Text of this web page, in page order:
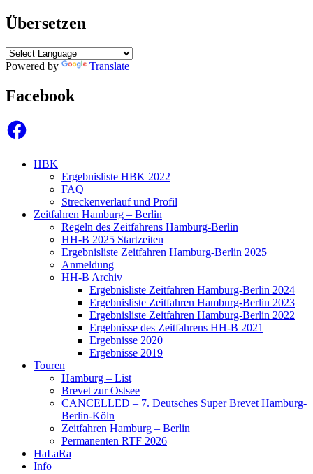
Übersetzen
Powered by Translate
Facebook
Facebook
HBK
Ergebnisliste HBK 2022
FAQ
Streckenverlauf und Profil
Zeitfahren Hamburg – Berlin
Regeln des Zeitfahrens Hamburg-Berlin
HH-B 2025 Startzeiten
Ergebnisliste Zeitfahren Hamburg-Berlin 2025
Anmeldung
HH-B Archiv
Ergebnisliste Zeitfahren Hamburg-Berlin 2024
Ergebnisliste Zeitfahren Hamburg-Berlin 2023
Ergebnisliste Zeitfahren Hamburg-Berlin 2022
Ergebnisse des Zeitfahrens HH-B 2021
Ergebnisse 2020
Ergebnisse 2019
Touren
Hamburg – List
Brevet zur Ostsee
CANCELLED – 7. Deutsches Super Brevet Hamburg-
Berlin-Köln
Zeitfahren Hamburg – Berlin
Permanenten RTF 2026
HaLaRa
Info